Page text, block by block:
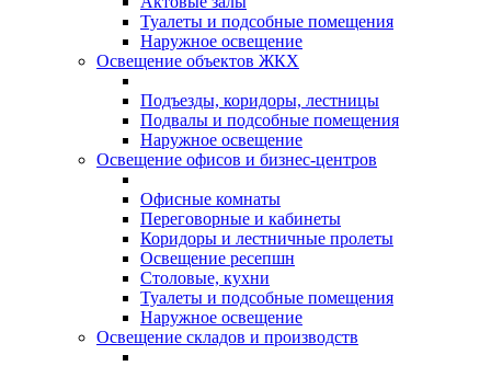
Туалеты и подсобные помещения
Наружное освещение
Освещение объектов ЖКХ
Подъезды, коридоры, лестницы
Подвалы и подсобные помещения
Наружное освещение
Освещение офисов и бизнес-центров
Офисные комнаты
Переговорные и кабинеты
Коридоры и лестничные пролеты
Освещение ресепшн
Столовые, кухни
Туалеты и подсобные помещения
Наружное освещение
Освещение складов и производств